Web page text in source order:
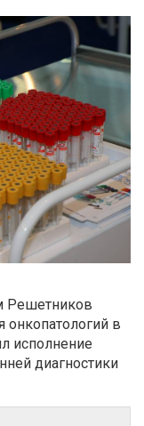
Решетников
онкопатологий в
исполнение
диагностики